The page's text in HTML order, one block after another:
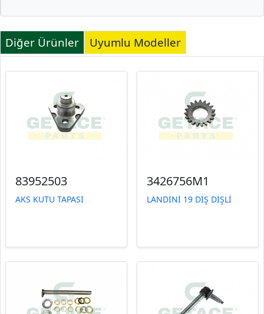
Diğer Ürünler Uyumlu Modeller
83952503
AKS KUTU TAPASI
3426756M1
LANDİNİ 19 DİŞ DİŞLİ